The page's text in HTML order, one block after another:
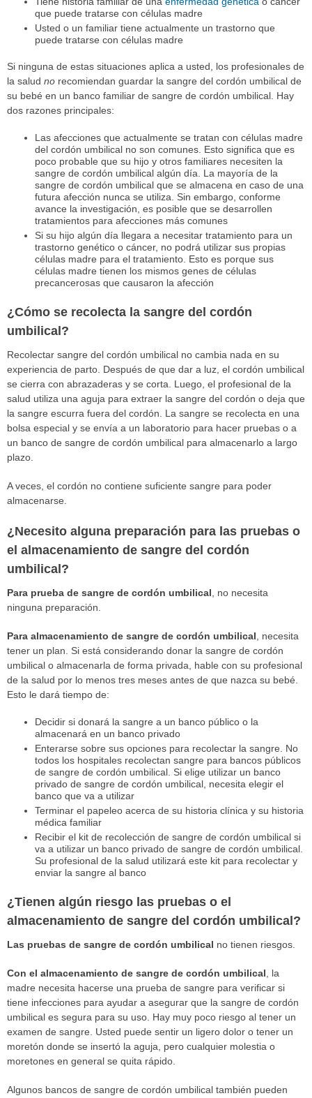
que puede tratarse con células madre
Usted o un familiar tiene actualmente un trastorno que
puede tratarse con células madre
Si ninguna de estas situaciones aplica a usted, los profesionales de
la salud no recomiendan guardar la sangre del cordón umbilical de
su bebé en un banco familiar de sangre de cordón umbilical. Hay
dos razones principales:
Las afecciones que actualmente se tratan con células madre
del cordón umbilical no son comunes. Esto significa que es
poco probable que su hijo y otros familiares necesiten la
sangre de cordón umbilical algún día. La mayoría de la
sangre de cordón umbilical que se almacena en caso de una
futura afección nunca se utiliza. Sin embargo, conforme
avance la investigación, es posible que se desarrollen
tratamientos para afecciones más comunes
Si su hijo algún día llegara a necesitar tratamiento para un
trastorno genético o cáncer, no podrá utilizar sus propias
células madre para el tratamiento. Esto es porque sus
células madre tienen los mismos genes de células
precancerosas que causaron la afección
¿Cómo se recolecta la sangre del cordón
umbilical?
Recolectar sangre del cordón umbilical no cambia nada en su
experiencia de parto. Después de que dar a luz, el cordón umbilical
se cierra con abrazaderas y se corta. Luego, el profesional de la
salud utiliza una aguja para extraer la sangre del cordón o deja que
la sangre escurra fuera del cordón. La sangre se recolecta en una
bolsa especial y se envía a un laboratorio para hacer pruebas o a
un banco de sangre de cordón umbilical para almacenarlo a largo
plazo.
A veces, el cordón no contiene suficiente sangre para poder
almacenarse.
¿Necesito alguna preparación para las pruebas o
el almacenamiento de sangre del cordón
umbilical?
Para prueba de sangre de cordón umbilical, no necesita
ninguna preparación.
Para almacenamiento de sangre de cordón umbilical, necesita
tener un plan. Si está considerando donar la sangre de cordón
umbilical o almacenarla de forma privada, hable con su profesional
de la salud por lo menos tres meses antes de que nazca su bebé.
Esto le dará tiempo de:
Decidir si donará la sangre a un banco público o la
almacenará en un banco privado
Enterarse sobre sus opciones para recolectar la sangre. No
todos los hospitales recolectan sangre para bancos públicos
de sangre de cordón umbilical. Si elige utilizar un banco
privado de sangre de cordón umbilical, necesita elegir el
banco que va a utilizar
Terminar el papeleo acerca de su historia clínica y su historia
médica familiar
Recibir el kit de recolección de sangre de cordón umbilical si
va a utilizar un banco privado de sangre de cordón umbilical.
Su profesional de la salud utilizará este kit para recolectar y
enviar la sangre al banco
¿Tienen algún riesgo las pruebas o el
almacenamiento de sangre del cordón umbilical?
Las pruebas de sangre de cordón umbilical no tienen riesgos.
Con el almacenamiento de sangre de cordón umbilical, la
madre necesita hacerse una prueba de sangre para verificar si
tiene infecciones para ayudar a asegurar que la sangre de cordón
umbilical es segura para su uso. Hay muy poco riesgo al tener un
examen de sangre. Usted puede sentir un ligero dolor o tener un
moretón donde se insertó la aguja, pero cualquier molestia o
moretones en general se quita rápido.
Algunos bancos de sangre de cordón umbilical también pueden